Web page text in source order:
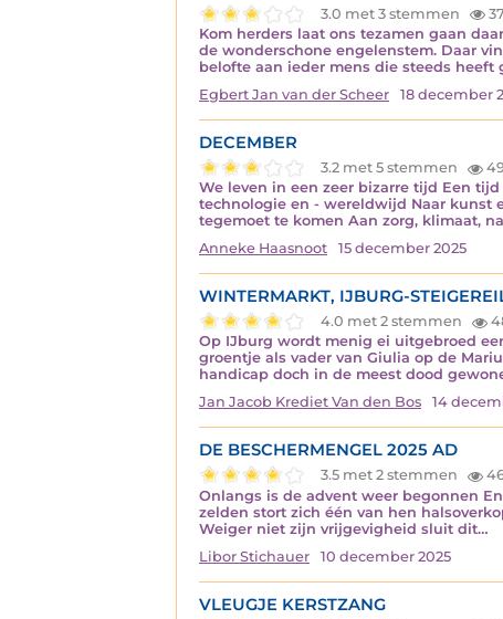
3.0 met 3 stemmen
Kom herders laat ons tezamen gaan
de wonderschone engelenstem. Daar
belofte aan ieder mens die steeds heeft
Egbert Jan van der Scheer
18 december
DECEMBER
3.2 met 5 stemmen
We leven in een zeer bizarre tijd Een
technologie en - wereldwijd Naar kunst
tegemoet te komen Aan zorg, klimaat,
Anneke Haasnoot
15 december 2025
WINTERMARKT, IJBURG-
4.0 met 2 stemmen
Op IJburg wordt menig ei uitgebroed
groentje als vader van Giulia op de
handicap doch in de meest dood
Jan Jacob Krediet Van den Bos
14
DE BESCHERMENGEL 2025 AD
3.5 met 2 stemmen
Onlangs is de advent weer begonnen
zelden stort zich één van hen
Weiger niet zijn vrijgevigheid sluit dit…
Libor Stichauer
10 december 2025
VLEUGJE KERSTZANG